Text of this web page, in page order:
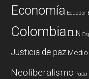
Economía Ecuador
Colombia ELN
Justicia de paz
Neoliberalismo Papa